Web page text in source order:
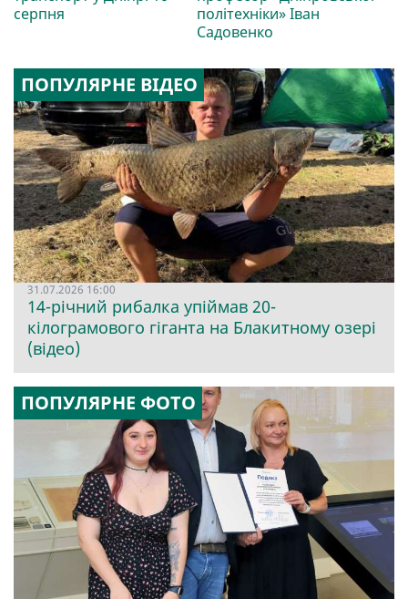
серпня
політехніки» Іван
Садовенко
ПОПУЛЯРНЕ ВІДЕО
31.07.2026 16:00
14-річний рибалка упіймав 20-
кілограмового гіганта на Блакитному озері
(відео)
ПОПУЛЯРНЕ ФОТО